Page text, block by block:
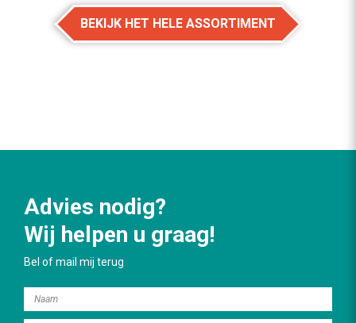
BEKIJK HET HELE ASSORTIMENT
Advies nodig?
Wij helpen u graag!
Bel of mail mij terug